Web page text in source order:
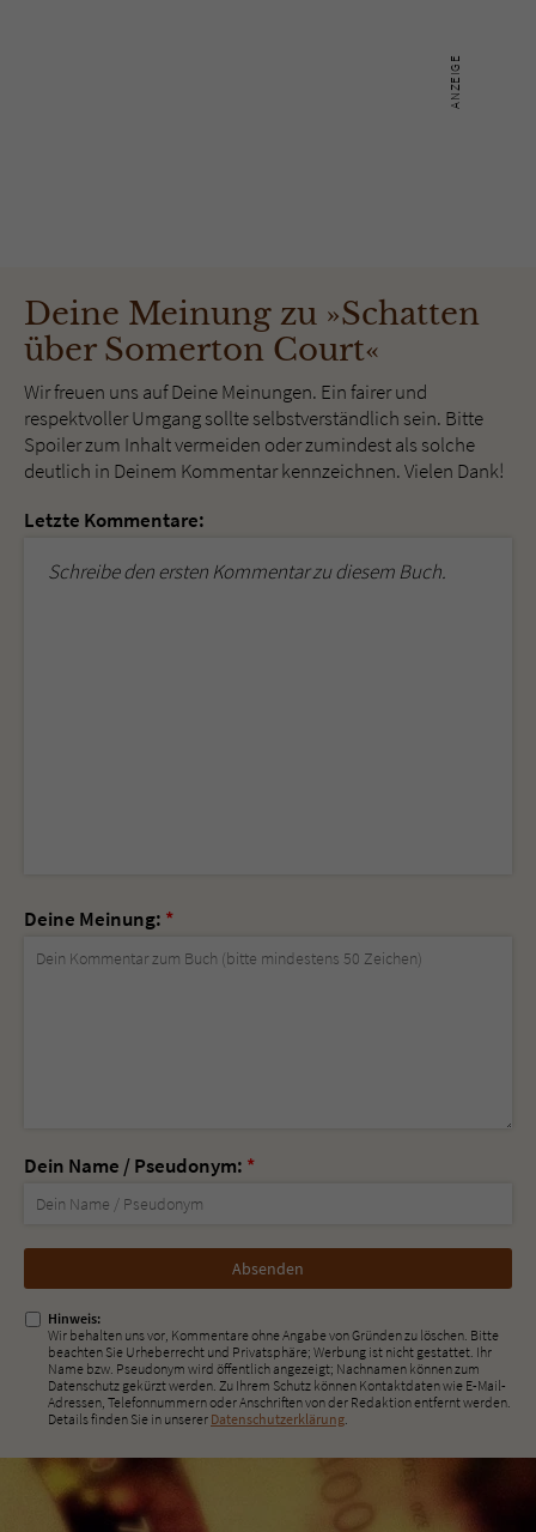
Deine Meinung zu »Schatten
über Somerton Court«
Wir freuen uns auf Deine Meinungen. Ein fairer und
respektvoller Umgang sollte selbstverständlich sein. Bitte
Spoiler zum Inhalt vermeiden oder zumindest als solche
deutlich in Deinem Kommentar kennzeichnen. Vielen Dank!
Letzte Kommentare:
Schreibe den ersten Kommentar zu diesem Buch.
Deine Meinung: *
Dein Name / Pseudonym: *
Nicht
ausfüllen!
Hinweis:
Wir behalten uns vor, Kommentare ohne Angabe von Gründen zu löschen. Bitte
beachten Sie Urheberrecht und Privatsphäre; Werbung ist nicht gestattet. Ihr
Name bzw. Pseudonym wird öffentlich angezeigt; Nachnamen können zum
Datenschutz gekürzt werden. Zu Ihrem Schutz können Kontaktdaten wie E-Mail-
Adressen, Telefonnummern oder Anschriften von der Redaktion entfernt werden.
Details finden Sie in unserer Datenschutzerklärung.